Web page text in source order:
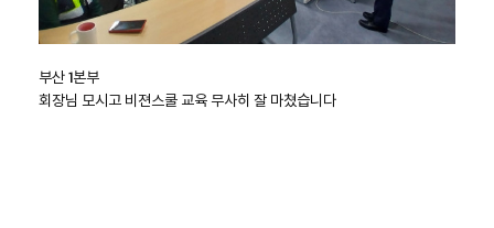
부산 1본부
회장님 모시고 비젼스쿨 교육 무사히 잘 마쳤습니다